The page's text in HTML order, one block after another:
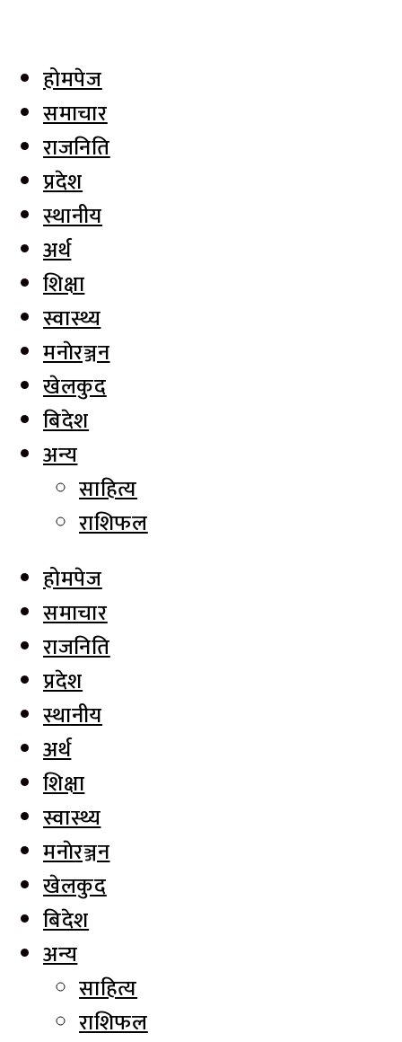
होमपेज
समाचार
राजनिति
प्रदेश
स्थानीय
अर्थ
शिक्षा
स्वास्थ्य
मनाेरञ्जन
खेलकुद
बिदेश
अन्य
साहित्य
राशिफल
होमपेज
समाचार
राजनिति
प्रदेश
स्थानीय
अर्थ
शिक्षा
स्वास्थ्य
मनाेरञ्जन
खेलकुद
बिदेश
अन्य
साहित्य
राशिफल